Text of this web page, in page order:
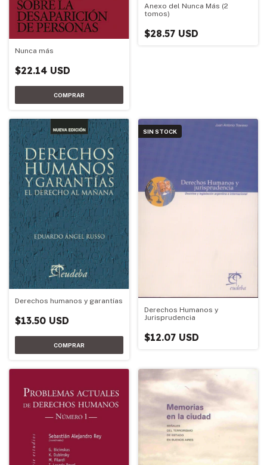
Nunca más
$22.14 USD
Anexo del Nunca Más (2
tomos)
$28.57 USD
Derechos humanos y garantías
$13.50 USD
SIN STOCK
Derechos Humanos y
Jurisprudencia
$12.07 USD